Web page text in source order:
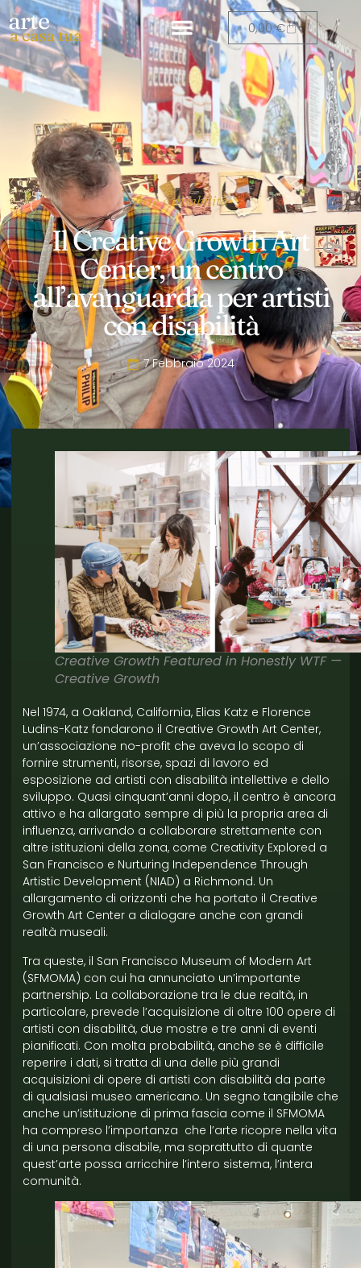
arte
a casa tua 0,00€
Arte e disabilità
Il Creative Growth Art
Center, un centro
all’avanguardia per artisti
con disabilità
7 Febbraio 2024
Creative Growth Featured in Honestly WTF —
Creative Growth
Nel 1974, a Oakland, California, Elias Katz e Florence
Ludins-Katz fondarono il Creative Growth Art Center,
un’associazione no-profit che aveva lo scopo di
fornire strumenti, risorse, spazi di lavoro ed
esposizione ad artisti con disabilità intellettive e dello
sviluppo. Quasi cinquant’anni dopo, il centro è ancora
attivo e ha allargato sempre di più la propria area di
influenza, arrivando a collaborare strettamente con
altre istituzioni della zona, come Creativity Explored a
San Francisco e Nurturing Independence Through
Artistic Development (NIAD) a Richmond. Un
allargamento di orizzonti che ha portato il Creative
Growth Art Center a dialogare anche con grandi
realtà museali.
Tra queste, il San Francisco Museum of Modern Art
(SFMOMA) con cui ha annunciato un’importante
partnership. La collaborazione tra le due realtà, in
particolare, prevede l’acquisizione di oltre 100 opere di
artisti con disabilità, due mostre e tre anni di eventi
pianificati. Con molta probabilità, anche se è difficile
reperire i dati, si tratta di una delle più grandi
acquisizioni di opere di artisti con disabilità da parte
di qualsiasi museo americano. Un segno tangibile che
anche un’istituzione di prima fascia come il SFMOMA
ha compreso l’importanza che l’arte ricopre nella vita
di una persona disabile, ma soprattutto di quante
quest’arte possa arricchire l’intero sistema, l’intera
comunità.